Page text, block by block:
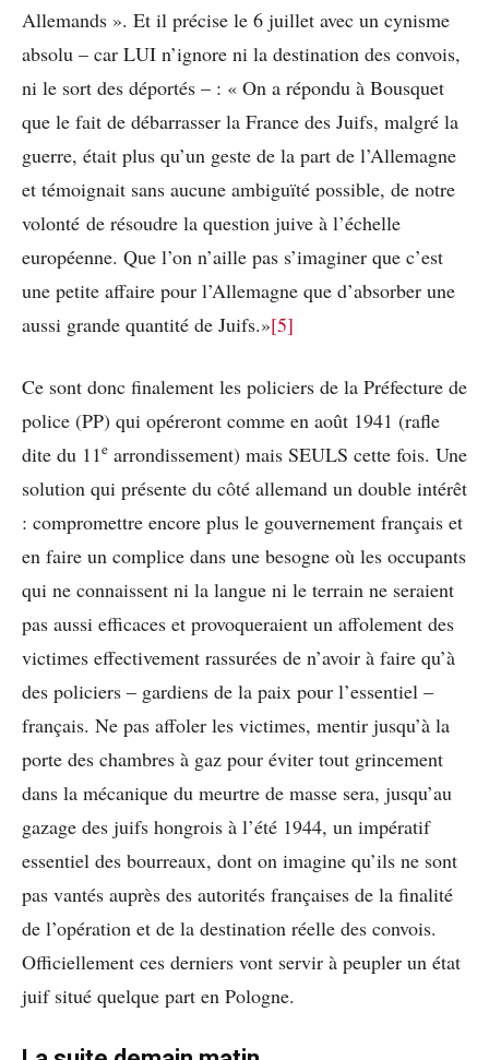
Allemands ». Et il précise le 6 juillet avec un cynisme
absolu – car LUI n’ignore ni la destination des convois,
ni le sort des déportés – : « On a répondu à Bousquet
que le fait de débarrasser la France des Juifs, malgré la
guerre, était plus qu’un geste de la part de l’Allemagne
et témoignait sans aucune ambiguïté possible, de notre
volonté de résoudre la question juive à l’échelle
européenne. Que l’on n’aille pas s’imaginer que c’est
une petite affaire pour l’Allemagne que d’absorber une
aussi grande quantité de Juifs.»[5]
Ce sont donc finalement les policiers de la Préfecture de
police (PP) qui opéreront comme en août 1941 (rafle
dite du 11e arrondissement) mais SEULS cette fois. Une
solution qui présente du côté allemand un double intérêt
: compromettre encore plus le gouvernement français et
en faire un complice dans une besogne où les occupants
qui ne connaissent ni la langue ni le terrain ne seraient
pas aussi efficaces et provoqueraient un affolement des
victimes effectivement rassurées de n’avoir à faire qu’à
des policiers – gardiens de la paix pour l’essentiel –
français. Ne pas affoler les victimes, mentir jusqu’à la
porte des chambres à gaz pour éviter tout grincement
dans la mécanique du meurtre de masse sera, jusqu’au
gazage des juifs hongrois à l’été 1944, un impératif
essentiel des bourreaux, dont on imagine qu’ils ne sont
pas vantés auprès des autorités françaises de la finalité
de l’opération et de la destination réelle des convois.
Officiellement ces derniers vont servir à peupler un état
juif situé quelque part en Pologne.